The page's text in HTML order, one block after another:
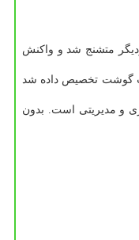
متشنج شد و واکنش
گوشت تخصیص داده شد
و مدیریتی است. بدون